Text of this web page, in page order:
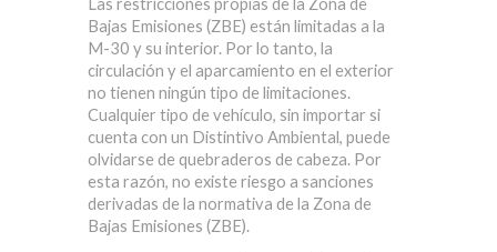
Las restricciones propias de la Zona de
Bajas Emisiones (ZBE) están limitadas a la
M-30 y su interior. Por lo tanto, la
circulación y el aparcamiento en el exterior
no tienen ningún tipo de limitaciones.
Cualquier tipo de vehículo, sin importar si
cuenta con un Distintivo Ambiental, puede
olvidarse de quebraderos de cabeza. Por
esta razón, no existe riesgo a sanciones
derivadas de la normativa de la Zona de
Bajas Emisiones (ZBE).